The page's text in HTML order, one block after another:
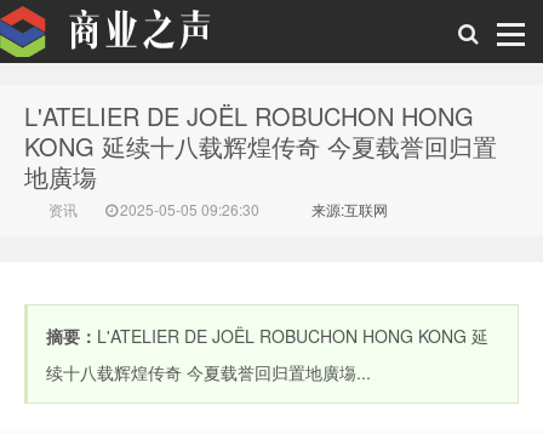
商业之声
L'ATELIER DE JOËL ROBUCHON HONG
KONG 延续十八载辉煌传奇 今夏载誉回归置
地廣塲
资讯 2025-05-05 09:26:30 来源:互联网
摘要： L'ATELIER DE JOËL ROBUCHON HONG KONG 延
续十八载辉煌传奇 今夏载誉回归置地廣塲...